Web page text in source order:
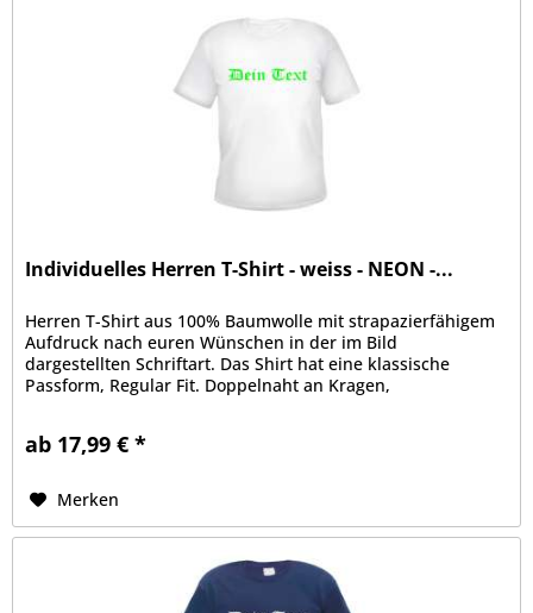
Individuelles Herren T-Shirt - weiss - NEON -...
Herren T-Shirt aus 100% Baumwolle mit strapazierfähigem
Aufdruck nach euren Wünschen in der im Bild
dargestellten Schriftart. Das Shirt hat eine klassische
Passform, Regular Fit. Doppelnaht an Kragen,
ab 17,99 € *
Merken